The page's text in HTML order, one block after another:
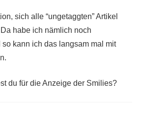
sich alle “ungetaggten” Artikel
habe ich nämlich noch
kann ich das langsam mal mit
du für die Anzeige der Smilies?